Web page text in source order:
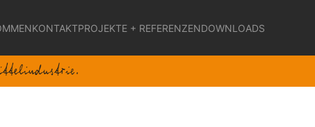
KONTAKTPROJEKTE + REFERENZENDOWNLOADS